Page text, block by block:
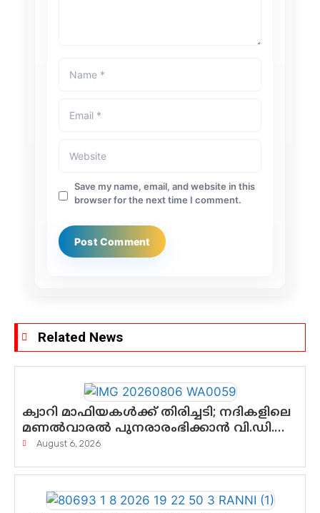
Save my name, email, and website in this
browser for the next time I comment.
Related News
ക്വാറി മാഫിയകൾക്ക് തിരിച്ചടി; നദികളിലെ
മണൽവാരൽ പുനരാരംഭിക്കാൻ വി.ഡി.
സർക്കാർ തീരുമാനം
August 6, 2026